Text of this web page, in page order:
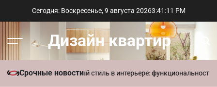
Сегодня: Воскресенье, 9 августа 20263:41 :12 PM
Меню Дизайн квартир
Срочные новости
домеСовременный стиль в интерьере: функциональность и